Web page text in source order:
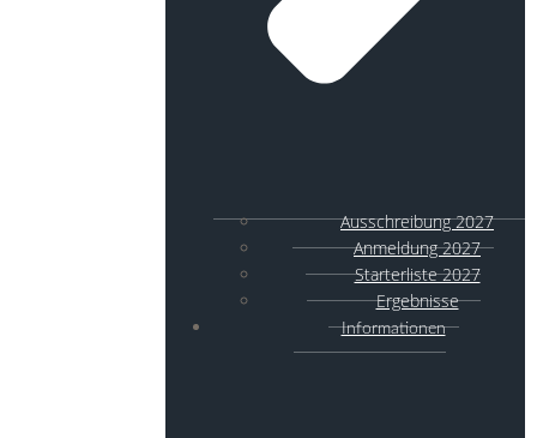
Ausschreibung 2027
Anmeldung 2027
Starterliste 2027
Ergebnisse
Informationen